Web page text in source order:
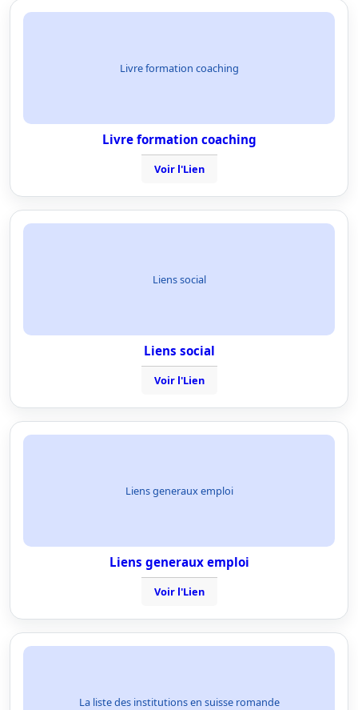
Livre formation coaching
Livre formation coaching
Voir l'Lien
Liens social
Liens social
Voir l'Lien
Liens generaux emploi
Liens generaux emploi
Voir l'Lien
La liste des institutions en suisse romande